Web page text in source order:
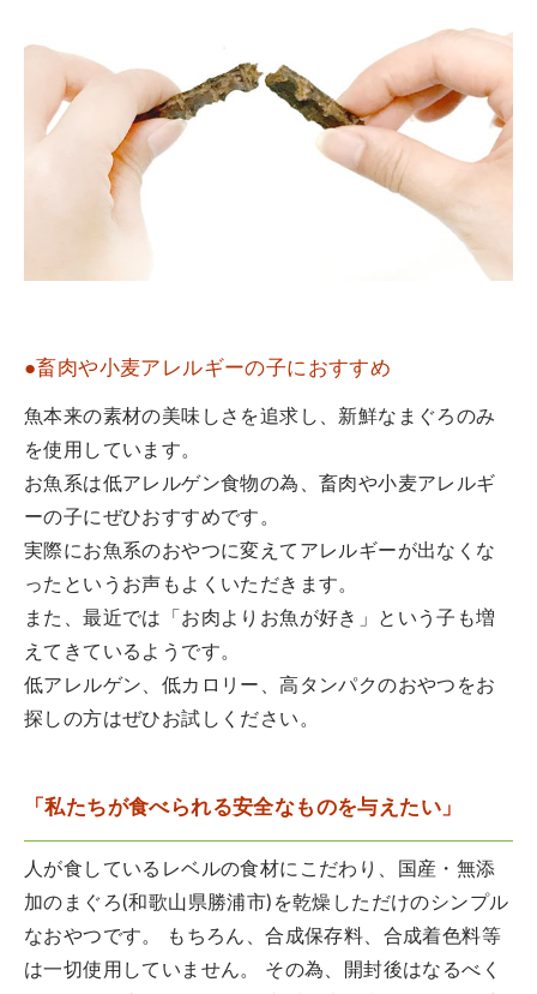
●畜肉や小麦アレルギーの子におすすめ
魚本来の素材の美味しさを追求し、新鮮なまぐろのみ
を使用しています。
お魚系は低アレルゲン食物の為、畜肉や小麦アレルギ
ーの子にぜひおすすめです。
実際にお魚系のおやつに変えてアレルギーが出なくな
ったというお声もよくいただきます。
また、最近では「お肉よりお魚が好き」という子も増
えてきているようです。
低アレルゲン、低カロリー、高タンパクのおやつをお
探しの方はぜひお試しください。
「私たちが食べられる安全なものを与えたい」
人が食しているレベルの食材にこだわり、国産・無添
加のまぐろ(和歌山県勝浦市)を乾燥しただけのシンプル
なおやつです。 もちろん、合成保存料、合成着色料等
は一切使用していません。 その為、開封後はなるべく